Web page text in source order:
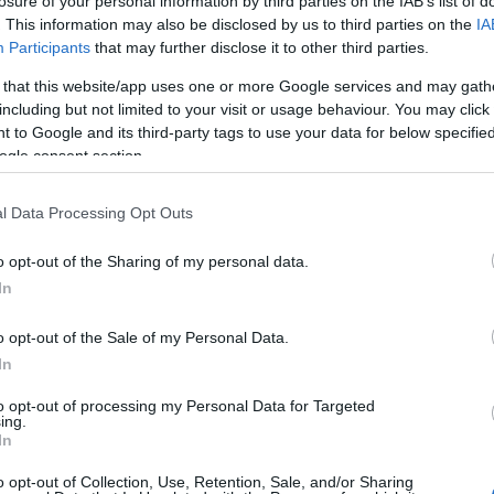
This information may also be disclosed by us to third parties on the
Participants that may further disclose it to other third parties.
that this website/app uses one or more Google services and may
but not limited to your visit or usage behaviour. You may
to Google and its third-party tags to use your data for below
consent section.
Data Processing Opt Outs
opt-out of the Sharing of my personal data.
opt-out of the Sale of my Personal Data.
opt-out of processing my Personal Data for Targeted
opt-out of Collection, Use, Retention, Sale, and/or Sharing
19χρονης Νίκης Μαρουδή
2 αξιωματικών της τραγωδίας στην Κίναρο! –
τη Γαλλία; Είχε περάσει από τη Λέρο
Σκορδάλη για τον νεκρό αδελφό του
του, για το θάνατο του αδελφού του